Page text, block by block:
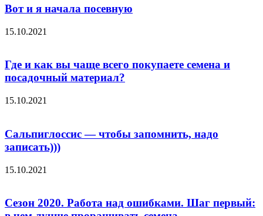
Вот и я начала посевную
15.10.2021
Где и как вы чаще всего покупаете семена и
посадочный материал?
15.10.2021
Сальпиглоссис — чтобы запомнить, надо
записать)))
15.10.2021
Сезон 2020. Работа над ошибками. Шаг первый: